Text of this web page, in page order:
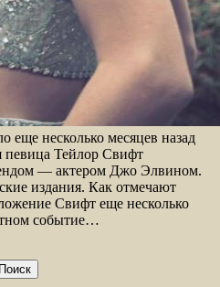
еще несколько месяцев назад
певица Тейлор Свифт
— актером Джо Элвином.
издания. Как отмечают
Свифт еще несколько
событие…